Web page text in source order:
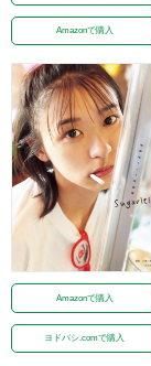
Amazonで購入
Amazonで購入
ヨドバシ.comで購入